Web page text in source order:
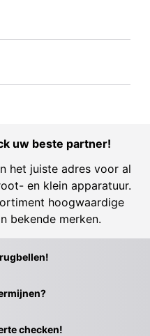
uw beste partner!
het juiste adres voor al
en klein apparatuur.
hoogwaardige
bekende merken.
checken!